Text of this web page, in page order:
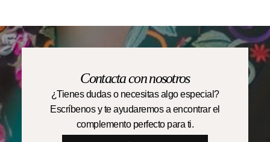
Contacta con nosotros
¿Tienes dudas o necesitas algo especial?
Escríbenos y te ayudaremos a encontrar el
complemento perfecto para ti.